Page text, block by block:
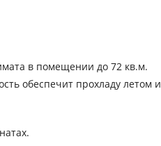
в помещении до 72 кв.м.
обеспечит прохладу летом и